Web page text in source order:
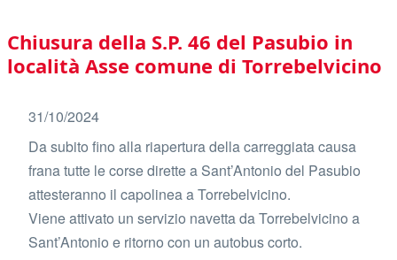
Main
navigation
Chiusura della S.P. 46 del Pasubio in
località Asse comune di Torrebelvicino
31/10/2024
Da subito fino alla riapertura della carreggiata causa
frana tutte le corse dirette a Sant’Antonio del Pasubio
attesteranno il capolinea a Torrebelvicino.
Viene attivato un servizio navetta da Torrebelvicino a
Sant’Antonio e ritorno con un autobus corto.